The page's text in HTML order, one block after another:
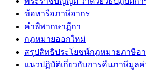
ข้อหารือภาษีอากร
คำพิพากษาฏีกา
กฎหมายออกใหม่
สรุปสิทธิประโยชน์กฎหมายภาษีอ
แนวปฏิบัติเกี่ยวกับการคืนภาษีมูลค่